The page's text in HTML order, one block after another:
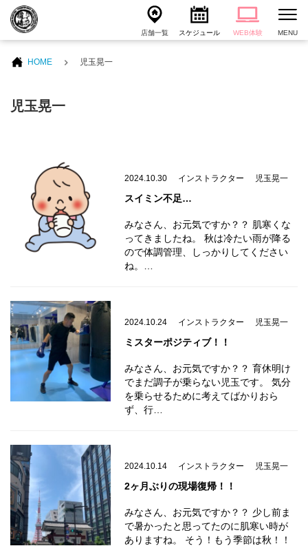
店舗一覧 スケジュール WEB体験 MENU
HOME 児玉晃一
児玉晃一
2024.10.30 インストラクター 児玉晃一
スイミン不足…
みなさん、お元気ですか？？ 肌寒くな
ってきましたね。 秋は冷たい雨が降る
ので体調管理、しっかりしてください
ね。…
2024.10.24 インストラクター 児玉晃一
ミスターポジティブ！！
みなさん、お元気ですか？？ 育休明け
でまだ調子が乗らない児玉です。 気分
を乗らせるために考えてばかりおら
ず、行…
2024.10.14 インストラクター 児玉晃一
2ヶ月ぶりの現場復帰！！
みなさん、お元気ですか？？ 少し前ま
で暑かったと思ってたのに肌寒い時が
ありますね。 そう！もう季節は秋！！